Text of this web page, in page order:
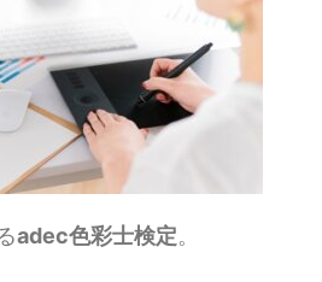
adec色彩士検定。